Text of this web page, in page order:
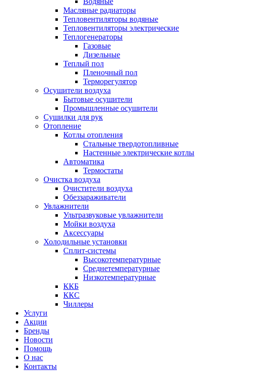
Масляные радиаторы
Тепловентиляторы водяные
Тепловентиляторы электрические
Теплогенераторы
Газовые
Дизельные
Теплый пол
Пленочный пол
Терморегулятор
Осушители воздуха
Бытовые осушители
Промышленные осушители
Сушилки для рук
Отопление
Котлы отопления
Стальные твердотопливные
Настенные электрические котлы
Автоматика
Термостаты
Очистка воздуха
Очистители воздуха
Обеззараживатели
Увлажнители
Ультразвуковые увлажнители
Мойки воздуха
Аксессуары
Холодильные установки
Сплит-системы
Высокотемпературные
Среднетемпературные
Низкотемпературные
ККБ
ККС
Чиллеры
Услуги
Акции
Бренды
Новости
Помощь
О нас
Контакты